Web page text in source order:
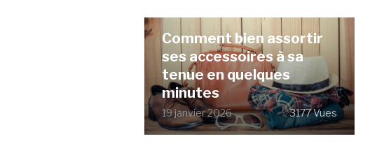
Comment bien assortir
ses accessoires à sa
tenue en quelques
minutes
19 janvier 2026 3177 Vues